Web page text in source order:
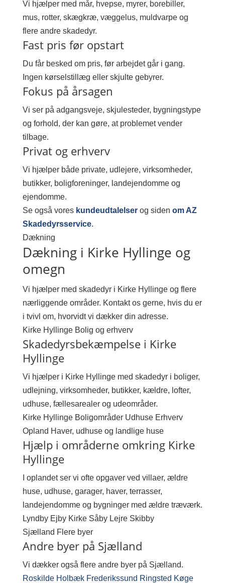
Vi hjælper med mår, hvepse, myrer, borebiller,
mus, rotter, skægkræ, væggelus, muldvarpe og
flere andre skadedyr.
Fast pris før opstart
Du får besked om pris, før arbejdet går i gang.
Ingen kørselstillæg eller skjulte gebyrer.
Fokus på årsagen
Vi ser på adgangsveje, skjulesteder, bygningstype
og forhold, der kan gøre, at problemet vender
tilbage.
Privat og erhverv
Vi hjælper både private, udlejere, virksomheder,
butikker, boligforeninger, landejendomme og
ejendomme.
Se også vores kundeudtalelserog siden om AZ
Skadedyrsservice.
Dækning
Dækning i Kirke Hyllinge og
omegn
Vi hjælper med skadedyr i Kirke Hyllinge og flere
nærliggende områder. Kontakt os gerne, hvis du er
i tvivl om, hvorvidt vi dækker din adresse.
Kirke Hyllinge Bolig og erhverv
Skadedyrsbekæmpelse i Kirke
Hyllinge
Vi hjælper i Kirke Hyllinge med skadedyr i boliger,
udlejning, virksomheder, butikker, kældre, lofter,
udhuse, fællesarealer og udeområder.
Kirke Hyllinge Boligområder Udhuse Erhverv
Opland Haver, udhuse og landlige huse
Hjælp i områderne omkring Kirke
Hyllinge
I oplandet ser vi ofte opgaver ved villaer, ældre
huse, udhuse, garager, haver, terrasser,
landejendomme og bygninger med ældre træværk.
Lyndby Ejby Kirke Såby Lejre Skibby
Sjælland Flere byer
Andre byer på Sjælland
Vi dækker også flere andre byer på Sjælland.
Roskilde Holbæk Frederikssund Ringsted Køge